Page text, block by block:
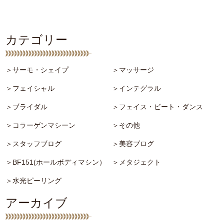
カテゴリー
＞サーモ・シェイプ ＞マッサージ
＞フェイシャル ＞インテグラル
＞ブライダル ＞フェイス・ビート・ダンス
＞コラーゲンマシーン ＞その他
＞スタッフブログ ＞美容ブログ
＞BF151(ホールボディマシン） ＞メタジェクト
＞水光ピーリング
アーカイブ